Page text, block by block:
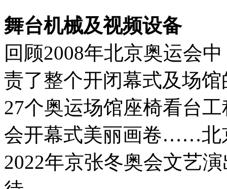
舞台机械及视频设备
回顾2008年北京奥运会
责了整个开闭幕式及场
27个奥运场馆座椅看台
会开幕式美丽画卷……北
2022年京张冬奥会文艺